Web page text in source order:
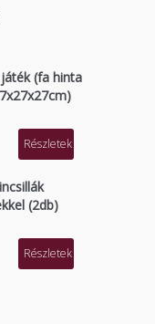
(fa hinta
Részletek
(2db)
Részletek